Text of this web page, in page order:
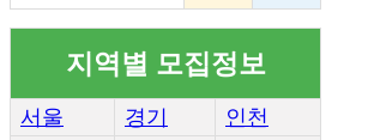
지역별 모집정보
서울 경기
인천